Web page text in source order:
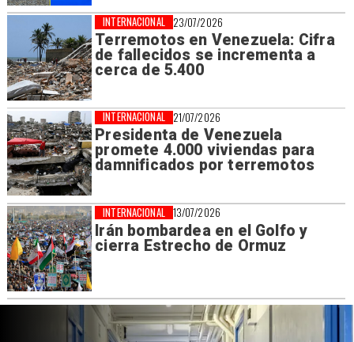
23/07/2026
Terremotos en Venezuela: Cifra
de fallecidos se incrementa a
cerca de 5.400
INTERNACIONAL
21/07/2026
Presidenta de Venezuela
promete 4.000 viviendas para
damnificados por terremotos
INTERNACIONAL
13/07/2026
Irán bombardea en el Golfo y
cierra Estrecho de Ormuz
INTERNACIONAL